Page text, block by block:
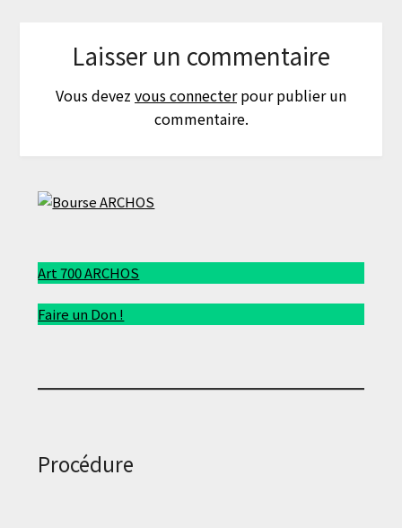
Laisser un commentaire
Vous devez vous connecterpour publier un
commentaire.
Art 700 ARCHOS
Faire un Don !
Procédure